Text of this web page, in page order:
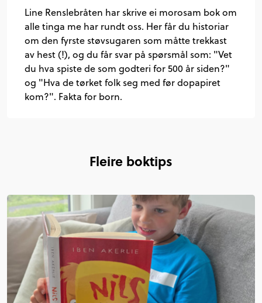
Line Renslebråten har skrive ei morosam bok om
alle tinga me har rundt oss. Her får du historiar
om den fyrste støvsugaren som måtte trekkast
av hest (!), og du får svar på spørsmål som: "Vet
du hva spiste de som godteri for 500 år siden?"
og "Hva de tørket folk seg med før dopapiret
kom?". Fakta for born.
Fleire boktips